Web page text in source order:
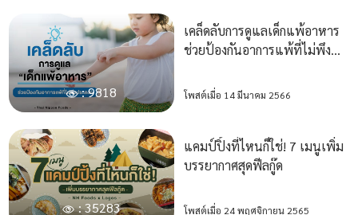
: 9818
เคล็ดลับการดูแลเด็กแพ้อาหาร
ช่วยป้องกันอาการแพ้ที่ไม่พึง
โพสต์เมื่อ 14 มีนาคม 2566
: 35283
แคมป์ปิ้งที่ไหนก็ใช่! 7 เมนูเพิ่ม
บรรยากาศสุดฟีลกู๊ด
โพสต์เมื่อ 24 พฤศจิกายน 2565